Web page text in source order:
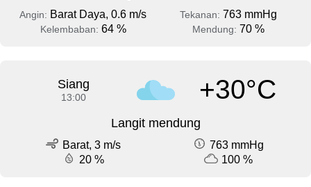
Angin: Barat Daya, 0.6 m/s Tekanan: 763 mmHg
Kelembaban: 64 % Mendung: 70 %
Siang
13:00 +30°C
Langit mendung
Barat, 3 m/s
763 mmHg
20 %
100 %